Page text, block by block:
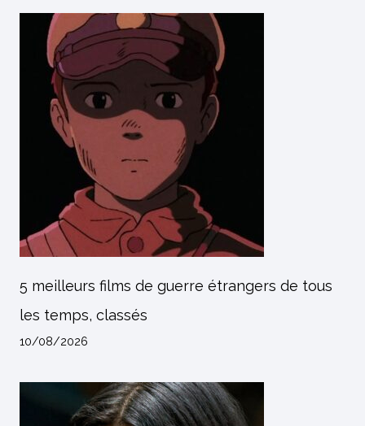
5 meilleurs films de guerre étrangers de tous
les temps, classés
10/08/2026